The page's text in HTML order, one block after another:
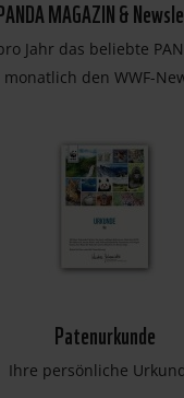
MAGAZIN &
Jahr das beliebte
den WWF-
Patenurkunde
Ihre persönliche